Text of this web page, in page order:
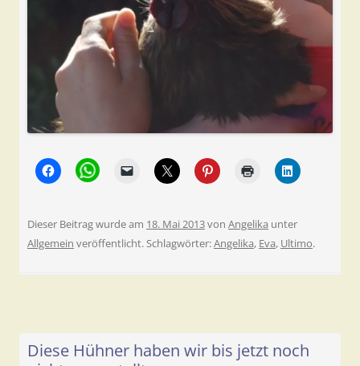
Dieser Beitrag wurde am 18. Mai 2013von Angelika unter
Allgemein veröffentlicht. Schlagwörter:Angelika, Eva, Ultimo.
Diese Hühner haben wir bis jetzt noch